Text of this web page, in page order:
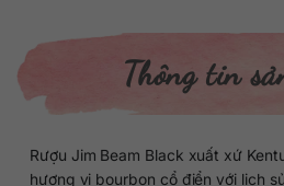
Thông tin
Rượu Jim Beam Black xuất xứ
hương vị bourbon cổ điển với lịch